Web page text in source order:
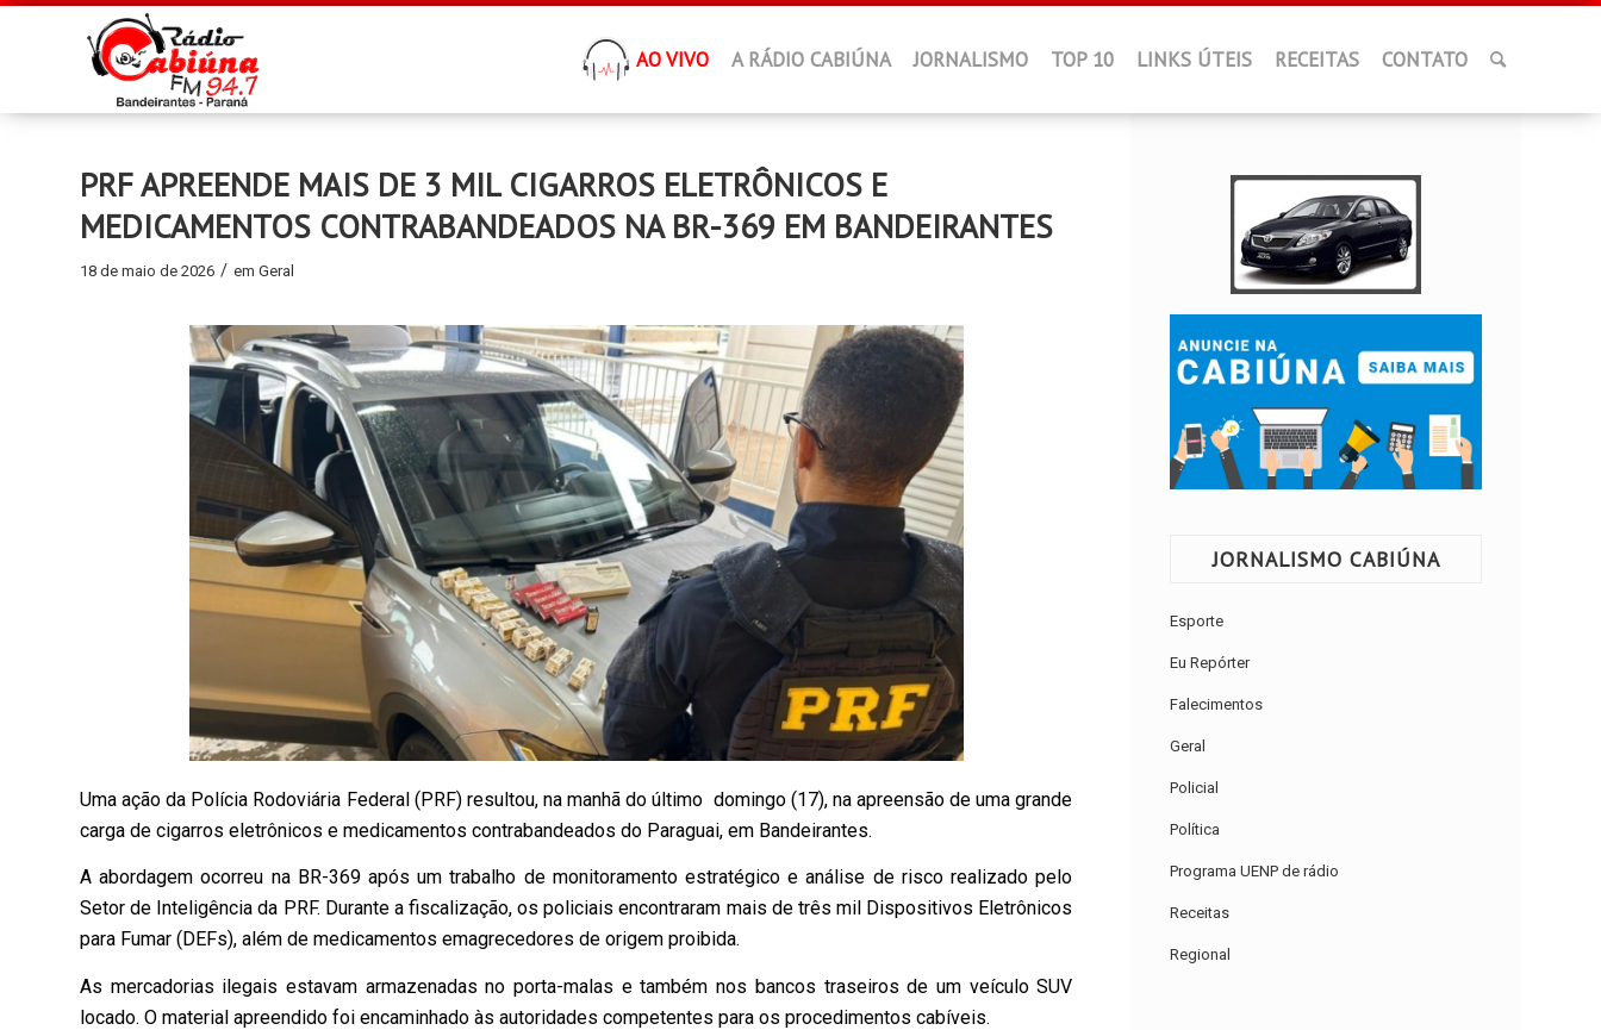
AO VIVO A RÁDIO CABIÚNA JORNALISMO TOP 10 LINKS ÚTEIS RECEITAS CONTATO
PRF APREENDE MAIS DE 3 MIL CIGARROS ELETRÔNICOS E
MEDICAMENTOS CONTRABANDEADOS NA BR-369 EM BANDEIRANTES
18 de maio de 2026 / em Geral
Uma ação da Polícia Rodoviária Federal (PRF) resultou, na manhã do último domingo (17), na apreensão de uma grande
carga de cigarros eletrônicos e medicamentos contrabandeados do Paraguai, em Bandeirantes.
A abordagem ocorreu na BR-369 após um trabalho de monitoramento estratégico e análise de risco realizado pelo
Setor de Inteligência da PRF. Durante a fiscalização, os policiais encontraram mais de três mil Dispositivos Eletrônicos
para Fumar (DEFs), além de medicamentos emagrecedores de origem proibida.
As mercadorias ilegais estavam armazenadas no porta-malas e também nos bancos traseiros de um veículo SUV
locado. O material apreendido foi encaminhado às autoridades competentes para os procedimentos cabíveis.
JORNALISMO CABIÚNA
Esporte
Eu Repórter
Falecimentos
Geral
Policial
Política
Programa UENP de rádio
Receitas
Regional